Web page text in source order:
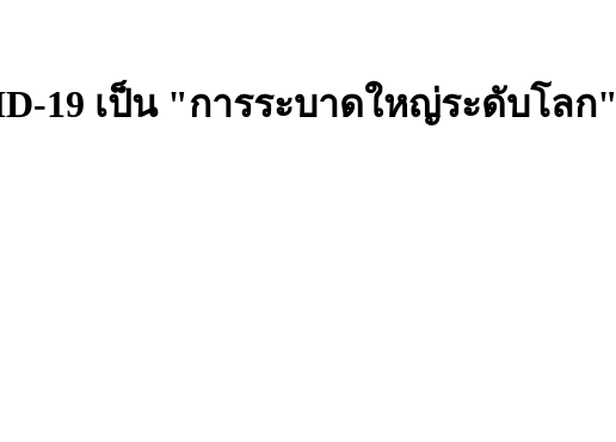
19 เป็น "การระบาดใหญ่ระดับโลก"